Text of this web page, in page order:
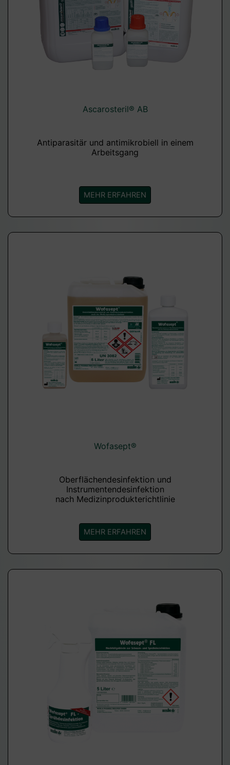
Ascarosteril® AB
Antiparasitär und antimikrobiell in einem
Arbeitsgang
MEHR ERFAHREN
Wofasept®
Oberflächendesinfektion und
Instrumentendesinfektion
nach Medizinprodukterichtlinie
MEHR ERFAHREN